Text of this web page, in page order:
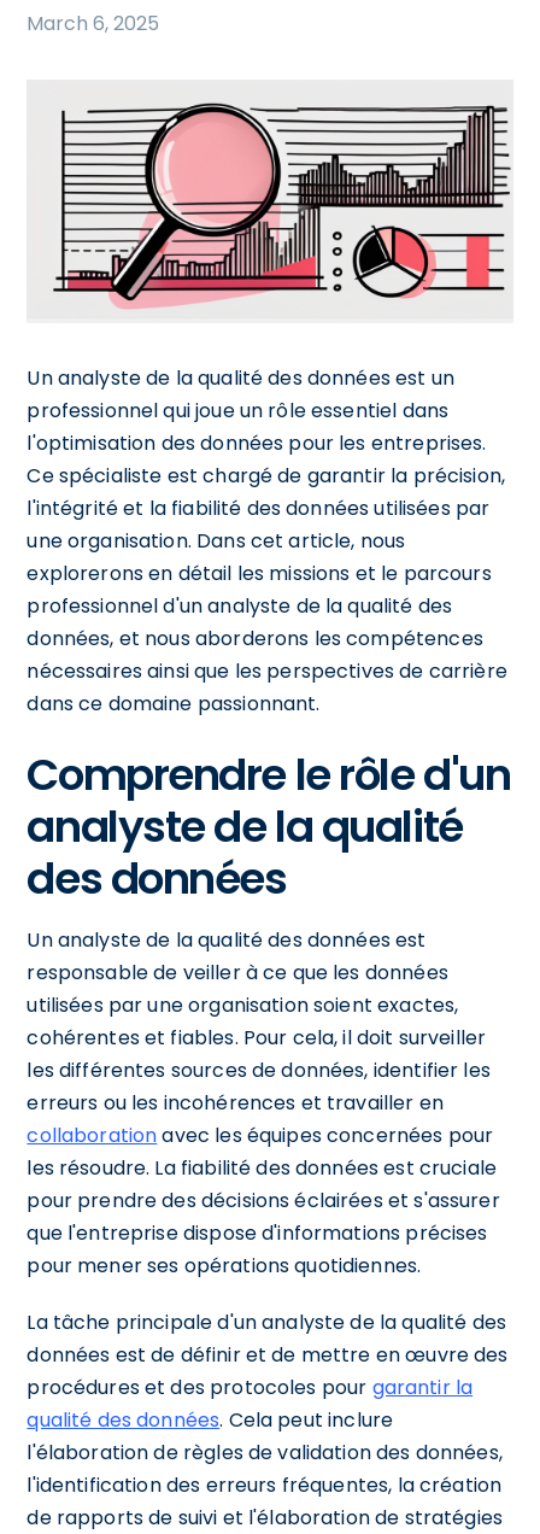
March 6, 2025
Un analyste de la qualité des données est un
professionnel qui joue un rôle essentiel dans
l'optimisation des données pour les entreprises.
Ce spécialiste est chargé de garantir la précision,
l'intégrité et la fiabilité des données utilisées par
une organisation. Dans cet article, nous
explorerons en détail les missions et le parcours
professionnel d'un analyste de la qualité des
données, et nous aborderons les compétences
nécessaires ainsi que les perspectives de carrière
dans ce domaine passionnant.
Comprendre le rôle d'un
analyste de la qualité
des données
Un analyste de la qualité des données est
responsable de veiller à ce que les données
utilisées par une organisation soient exactes,
cohérentes et fiables. Pour cela, il doit surveiller
les différentes sources de données, identifier les
erreurs ou les incohérences et travailler en
collaborationavec les équipes concernées pour
les résoudre. La fiabilité des données est cruciale
pour prendre des décisions éclairées et s'assurer
que l'entreprise dispose d'informations précises
pour mener ses opérations quotidiennes.
La tâche principale d'un analyste de la qualité des
données est de définir et de mettre en œuvre des
procédures et des protocoles pour garantir la
qualité des données. Cela peut inclure
l'élaboration de règles de validation des données,
l'identification des erreurs fréquentes, la création
de rapports de suivi et l'élaboration de stratégies